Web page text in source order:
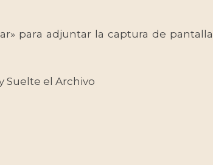
para adjuntar la captura de
Suelte el Archivo